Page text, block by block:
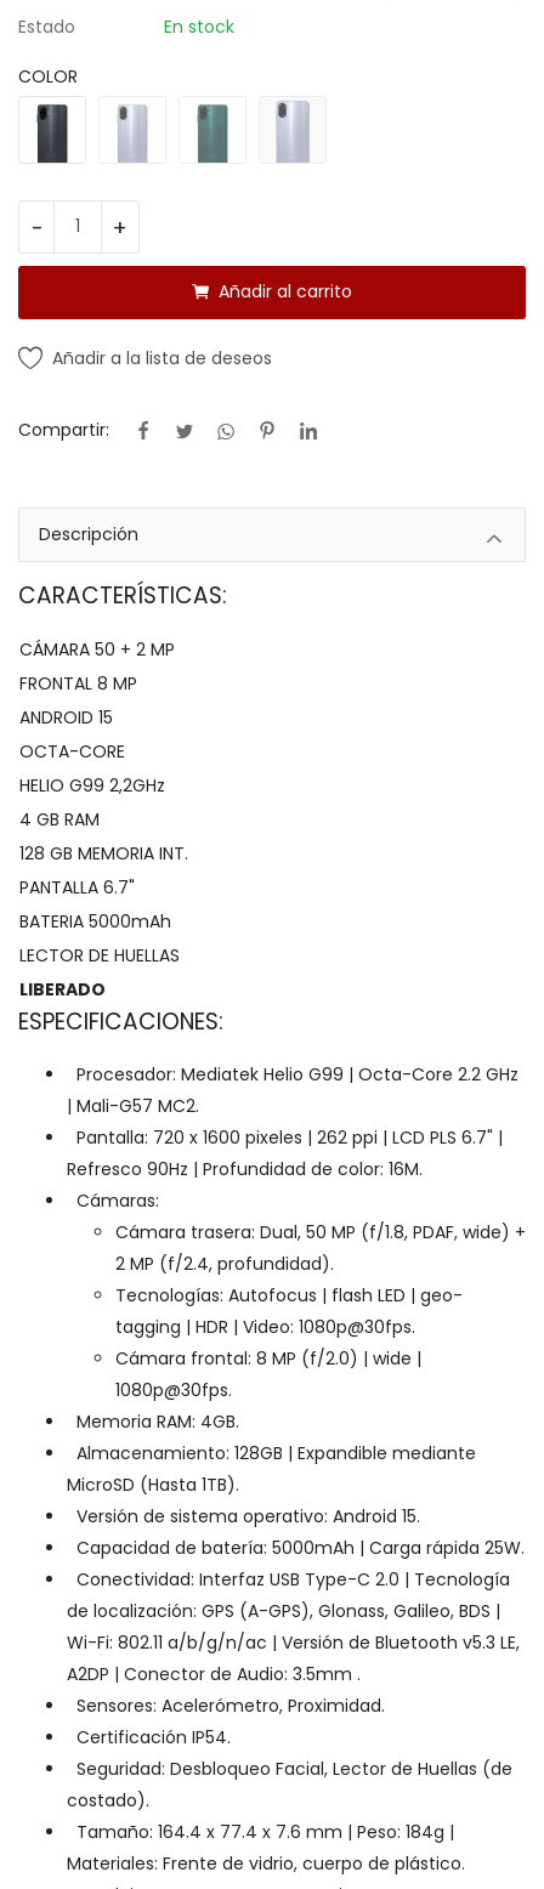
Acceso
Registrarse
Localización
Estado En stock
COLOR
- +
Añadir al carrito
Añadir a la lista de deseos
Compartir:
Descripción
CARACTERÍSTICAS:
CÁMARA 50 + 2 MP
FRONTAL 8 MP
ANDROID 15
OCTA-CORE
HELIO G99 2,2GHz
4 GB RAM
128 GB MEMORIA INT.
PANTALLA 6.7"
BATERIA 5000mAh
LECTOR DE HUELLAS
LIBERADO
ESPECIFICACIONES:
Procesador: Mediatek Helio G99 | Octa-Core 2.2 GHz
| Mali-G57 MC2.
Pantalla: 720 x 1600 pixeles | 262 ppi | LCD PLS 6.7" |
Refresco 90Hz | Profundidad de color: 16M.
Cámaras:
Cámara trasera: Dual, 50 MP (f/1.8, PDAF, wide) +
2 MP (f/2.4, profundidad).
Tecnologías: Autofocus | flash LED | geo-
tagging | HDR | Video: 1080p@30fps.
Cámara frontal: 8 MP (f/2.0) | wide |
1080p@30fps.
Memoria RAM: 4GB.
Almacenamiento: 128GB | Expandible mediante
MicroSD (Hasta 1TB).
Versión de sistema operativo: Android 15.
Capacidad de batería: 5000mAh | Carga rápida 25W.
Conectividad: Interfaz USB Type-C 2.0 | Tecnología
de localización: GPS (A-GPS), Glonass, Galileo, BDS |
Wi-Fi: 802.11 a/b/g/n/ac | Versión de Bluetooth v5.3 LE,
A2DP | Conector de Audio: 3.5mm .
Sensores: Acelerómetro, Proximidad.
Certificación IP54.
Seguridad: Desbloqueo Facial, Lector de Huellas (de
costado).
Tamaño: 164.4 x 77.4 x 7.6 mm | Peso: 184g |
Materiales: Frente de vidrio, cuerpo de plástico.